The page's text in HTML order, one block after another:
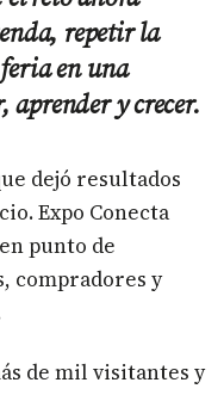
repetir la
en una
y crecer.
dejó resultados
Expo Conecta
punto de
compradores y
de mil visitantes y